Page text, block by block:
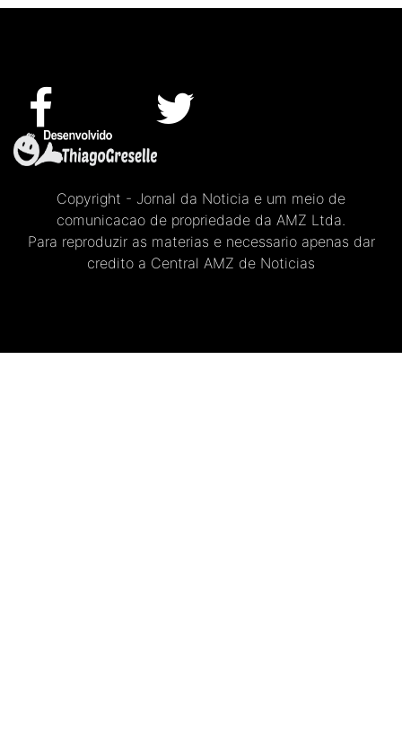
Copyright - Jornal da Noticia e um meio de
comunicacao de propriedade da AMZ Ltda.
Para reproduzir as materias e necessario apenas dar
credito a Central AMZ de Noticias